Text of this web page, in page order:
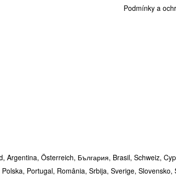
Podmínky a
Argentina, Österreich, България, Brasil, Schweiz,
Polska, Portugal, România, Srbija, Sverige, Slovensko,